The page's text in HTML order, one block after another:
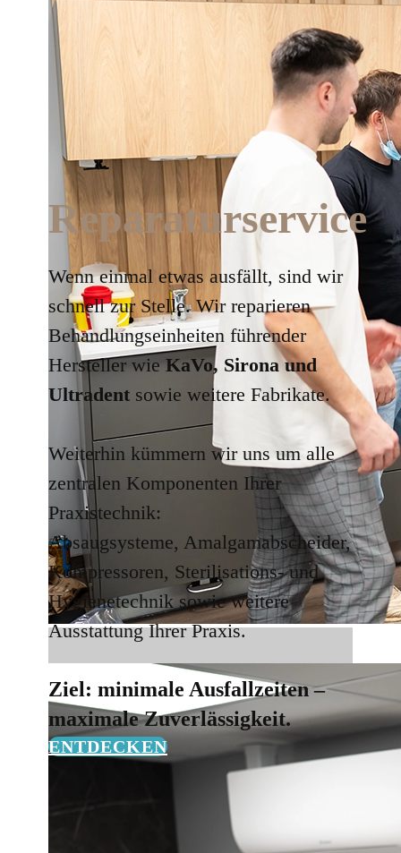
Reparaturservice
Wenn einmal etwas ausfällt, sind wir
schnell zur Stelle. Wir reparieren
Behandlungseinheiten führender
Hersteller wieKaVo, Sirona und
Ultradent sowie weitere Fabrikate.
Weiterhin kümmern wir uns um alle
zentralen Komponenten Ihrer
Praxistechnik:
Absaugsysteme, Amalgamabscheider,
Kompressoren, Sterilisations- und
Hygienetechnik sowie weitere
Ausstattung Ihrer Praxis.
Ziel: minimale Ausfallzeiten –
maximale Zuverlässigkeit.
ENTDECKEN